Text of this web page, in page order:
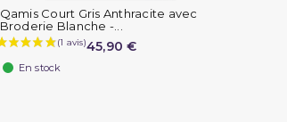
Qamis Court Gris Anthracite avec
Broderie Blanche -...
45,90 €
En stock